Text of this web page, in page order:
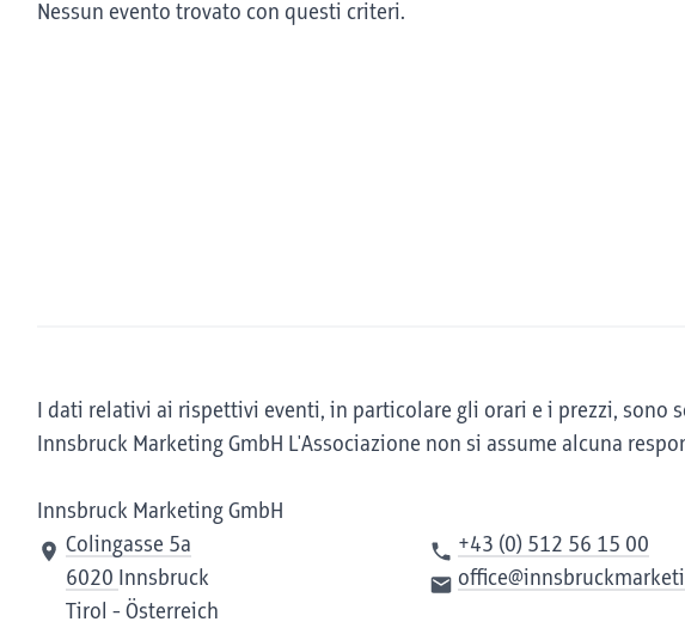
Nessun evento trovato con questi criteri.
I dati relativi ai rispettivi eventi, in particolare gli orari e i prezzi,
Innsbruck Marketing GmbH L'Associazione non si assume alcuna
Innsbruck Marketing GmbH
Colingasse 5a
6020 Innsbruck
Tirol - Österreich
+43 (0) 512 56 15 00